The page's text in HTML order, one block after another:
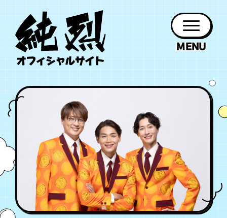
お知らせ
PROFILE DISCOGRAPHY
クラブ
会員登録 ログイン
チケット
FC TICKET
お知らせ
FC NEWS
ムービー
MOVIE
月会員制ファンクラブ